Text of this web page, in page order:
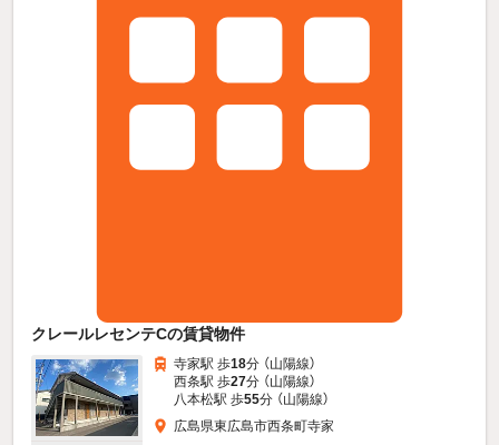
クレールレセンテCの賃貸物件
寺家駅 歩18分 （山陽線）
西条駅 歩27分 （山陽線）
八本松駅 歩55分 （山陽線）
広島県東広島市西条町寺家